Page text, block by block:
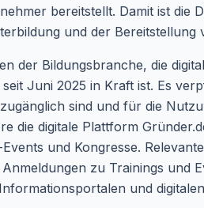
bereitstellt. Damit ist die
und der
der Bildungsbranche, die
seit Juni 2025 in Kraft ist. Es
sind und für die
die digitale Plattform
und Kongresse.
zu Trainings und
und